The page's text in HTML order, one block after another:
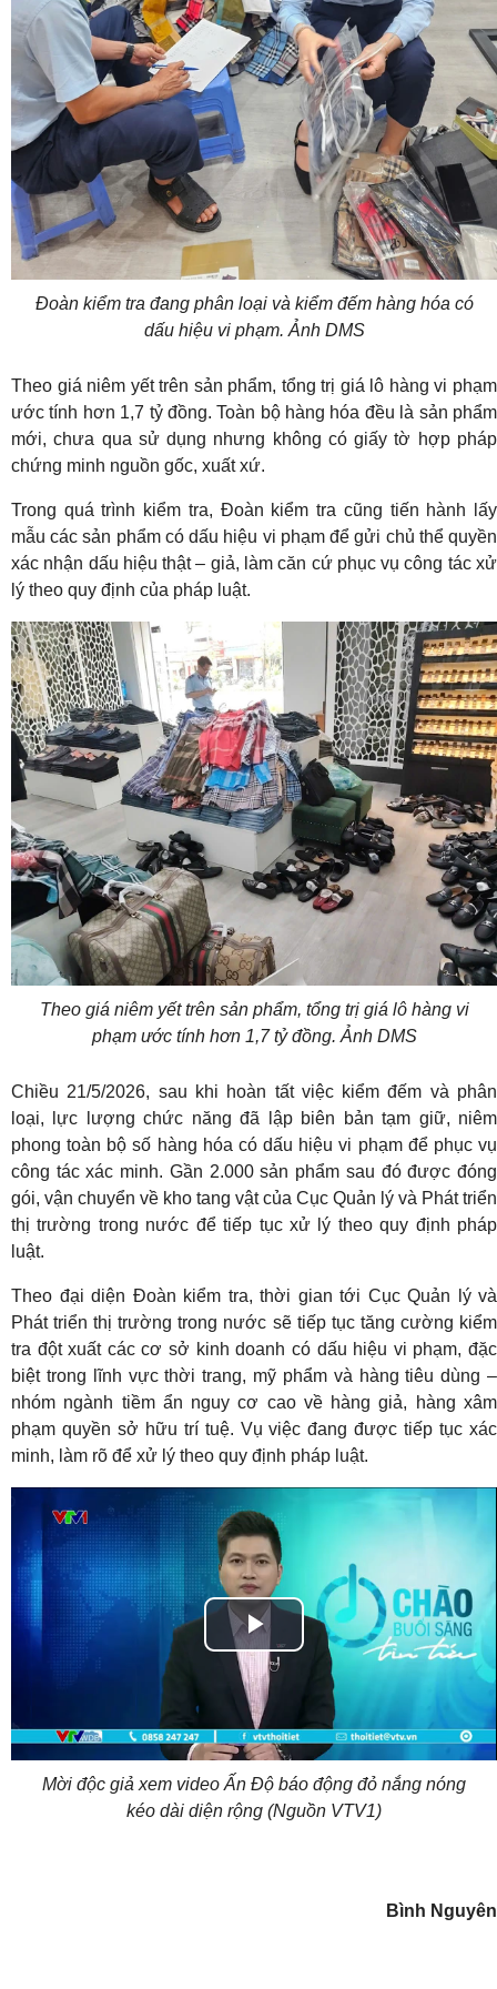
Đoàn kiểm tra đang phân loại và kiểm đếm hàng hóa có
dấu hiệu vi phạm. Ảnh DMS
Theo giá niêm yết trên sản phẩm, tổng trị giá lô hàng vi phạm
ước tính hơn 1,7 tỷ đồng. Toàn bộ hàng hóa đều là sản phẩm
mới, chưa qua sử dụng nhưng không có giấy tờ hợp pháp
chứng minh nguồn gốc, xuất xứ.
Trong quá trình kiểm tra, Đoàn kiểm tra cũng tiến hành lấy
mẫu các sản phẩm có dấu hiệu vi phạm để gửi chủ thể quyền
xác nhận dấu hiệu thật – giả, làm căn cứ phục vụ công tác xử
lý theo quy định của pháp luật.
Theo giá niêm yết trên sản phẩm, tổng trị giá lô hàng vi
phạm ước tính hơn 1,7 tỷ đồng. Ảnh DMS
Chiều 21/5/2026, sau khi hoàn tất việc kiểm đếm và phân
loại, lực lượng chức năng đã lập biên bản tạm giữ, niêm
phong toàn bộ số hàng hóa có dấu hiệu vi phạm để phục vụ
công tác xác minh. Gần 2.000 sản phẩm sau đó được đóng
gói, vận chuyển về kho tang vật của Cục Quản lý và Phát triển
thị trường trong nước để tiếp tục xử lý theo quy định pháp
luật.
Theo đại diện Đoàn kiểm tra, thời gian tới Cục Quản lý và
Phát triển thị trường trong nước sẽ tiếp tục tăng cường kiểm
tra đột xuất các cơ sở kinh doanh có dấu hiệu vi phạm, đặc
biệt trong lĩnh vực thời trang, mỹ phẩm và hàng tiêu dùng –
nhóm ngành tiềm ẩn nguy cơ cao về hàng giả, hàng xâm
phạm quyền sở hữu trí tuệ. Vụ việc đang được tiếp tục xác
minh, làm rõ để xử lý theo quy định pháp luật.
Play
Video
Mời độc giả xem video Ấn Độ báo động đỏ nắng nóng
kéo dài diện rộng (Nguồn VTV1)
Bình Nguyên